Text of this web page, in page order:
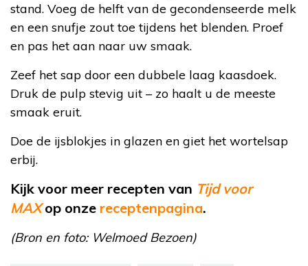
stand. Voeg de helft van de gecondenseerde melk
en een snufje zout toe tijdens het blenden. Proef
en pas het aan naar uw smaak.
Zeef het sap door een dubbele laag kaasdoek.
Druk de pulp stevig uit – zo haalt u de meeste
smaak eruit.
Doe de ijsblokjes in glazen en giet het wortelsap
erbij.
Kijk voor meer recepten van Tijd voor
MAXop onze receptenpagina.
(Bron en foto: Welmoed Bezoen)